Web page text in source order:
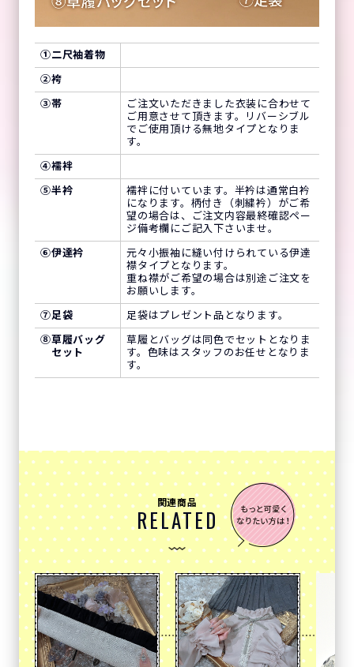
①二尺袖着物
②袴
③帯
ご注文いただきました衣装に合わせて
ご用意させて頂きます。リバーシブル
でご使用頂ける無地タイプとなりま
す。
④襦袢
⑤半衿
襦袢に付いています。半衿は通常白衿
になります。柄付き（刺繍衿）がご希
望の場合は、ご注文内容最終確認ペー
ジ備考欄にご記入下さいませ。
⑥伊達衿
元々小振袖に縫い付けられている伊達
襟タイプとなります。
重ね襟がご希望の場合は別途ご注文を
お願いします。
⑦足袋 足袋はプレゼント品となります。
⑧草履バッグ
セット
草履とバッグは同色でセットとなりま
す。色味はスタッフのお任せとなりま
す。
関連商品
RELATED